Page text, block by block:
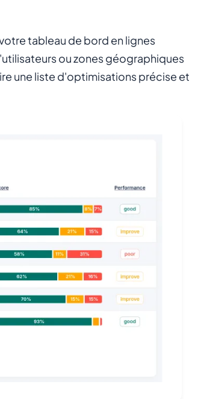
tableau de bord en lignes
ou zones géographiques
une liste d'optimisations précise et